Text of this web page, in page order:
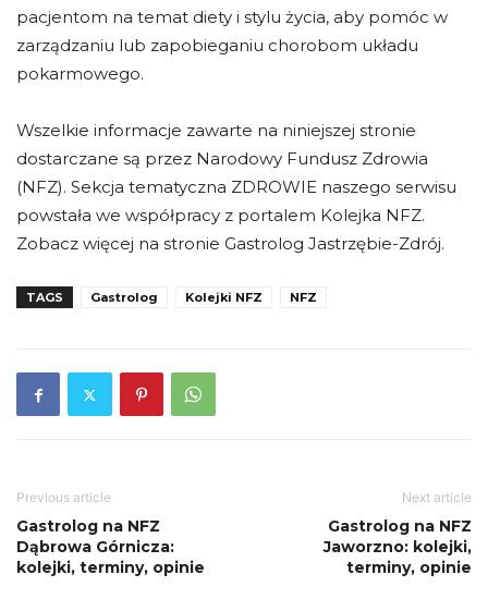
pacjentom na temat diety i stylu życia, aby pomóc w
zarządzaniu lub zapobieganiu chorobom układu
pokarmowego.
Wszelkie informacje zawarte na niniejszej stronie
dostarczane są przez Narodowy Fundusz Zdrowia
(NFZ). Sekcja tematyczna ZDROWIE naszego serwisu
powstała we współpracy z portalem Kolejka NFZ.
Zobacz więcej na stronie Gastrolog Jastrzębie-Zdrój.
TAGS Gastrolog Kolejki NFZ NFZ
Previous article
Gastrolog na NFZ
Dąbrowa Górnicza:
kolejki, terminy, opinie
Next article
Gastrolog na NFZ
Jaworzno: kolejki,
terminy, opinie